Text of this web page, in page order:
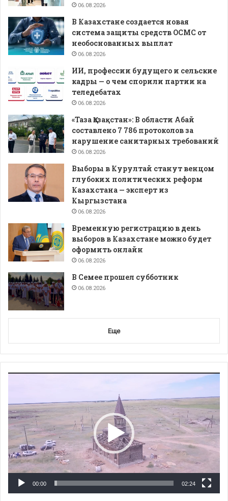
06.08.2026
В Казахстане создается новая
система защиты средств ОСМС от
необоснованных выплат
06.08.2026
ИИ, профессии будущего и сельские
кадры — о чем спорили партии на
теледебатах
06.08.2026
«Таза Қазақстан»: В области Абай
составлено 7 786 протоколов за
нарушение санитарных требований
06.08.2026
Выборы в Курултай станут венцом
глубоких политических реформ
Казахстана — эксперт из
Кыргызстана
06.08.2026
Временную регистрацию в день
выборов в Казахстане можно будет
оформить онлайн
06.08.2026
В Семее прошел субботник
06.08.2026
Еще
00:00 02:24